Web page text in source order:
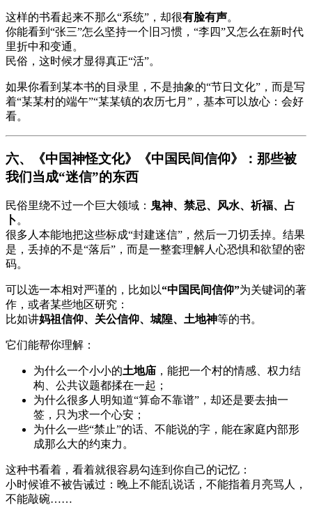
这样的书看起来不那么“系统”，却很有脸有声。
你能看到“张三”怎么坚持一个旧习惯，“李四”又怎么在新时代
里折中和变通。
民俗，这时候才显得真正“活”。
如果你看到某本书的目录里，不是抽象的“节日文化”，而是写
着“某某村的端午”“某某镇的农历七月”，基本可以放心：会好
看。
六、《中国神怪文化》《中国民间信仰》：那些被
我们当成“迷信”的东西
民俗里绕不过一个巨大领域： 鬼神、禁忌、风水、祈福、占
卜。
很多人本能地把这些标成“封建迷信”，然后一刀切丢掉。结果
是，丢掉的不是“落后”，而是一整套理解人心恐惧和欲望的密
码。
可以选一本相对严谨的，比如以“中国民间信仰”为关键词的著
作，或者某些地区研究：
比如讲妈祖信仰、关公信仰、城隍、土地神等的书。
它们能帮你理解：
为什么一个小小的土地庙 ，能把一个村的情感、权力结
构、公共议题都揉在一起；
为什么很多人明知道“算命不靠谱”，却还是要去抽一
签，只为求一个心安；
为什么一些“禁止”的话、不能说的字，能在家庭内部形
成那么大的约束力。
这种书看着，看着就很容易勾连到你自己的记忆：
小时候谁不被告诫过：晚上不能乱说话，不能指着月亮骂人，
不能敲碗……